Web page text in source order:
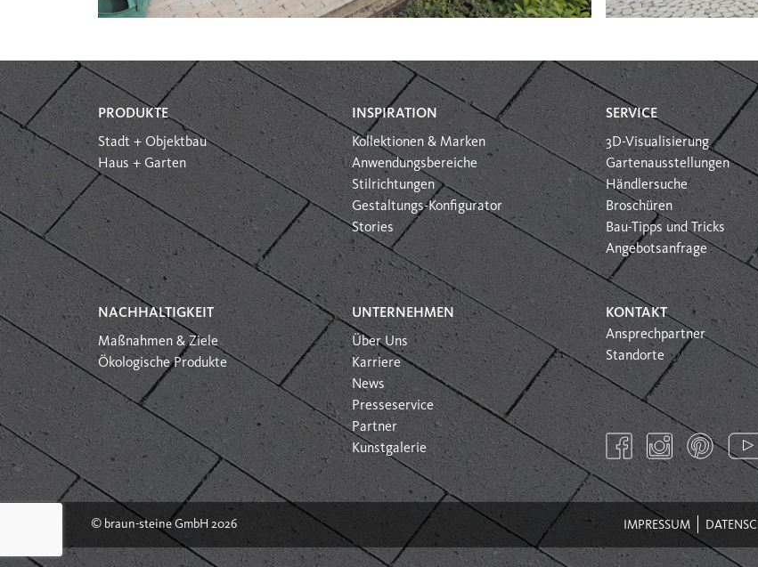
PRODUKTE
Stadt + Objektbau
Haus + Garten
INSPIRATION
Kollektionen & Marken
Anwendungsbereiche
Stilrichtungen
Gestaltungs-Konfigurator
Stories
SERVICE
3D-Visualisierung
Gartenausstellungen
Händlersuche
Broschüren
Bau-Tipps und Tricks
Angebotsanfrage
NACHHALTIGKEIT
Maßnahmen & Ziele
Ökologische Produkte
UNTERNEHMEN
Über Uns
Karriere
News
Presseservice
Partner
Kunstgalerie
KONTAKT
Ansprechpartner
Standorte
© braun-steine GmbH 2026 IMPRESSUM